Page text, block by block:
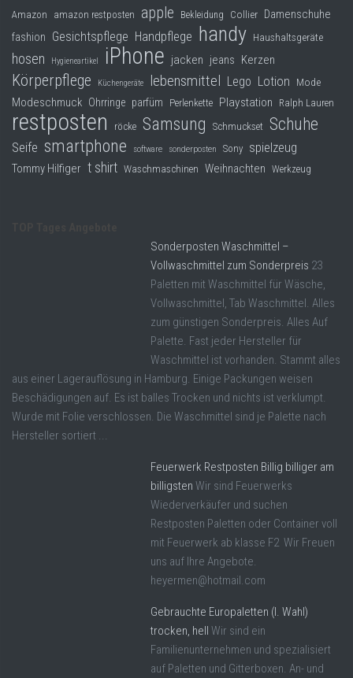
Amazon amazon restposten apple Bekleidung Collier Damenschuhe
fashion Gesichtspflege Handpflege handy Haushaltsgeräte
hosen Hygieneartikel iPhone jacken jeans Kerzen
Körperpflege Küchengeräte lebensmittel Lego Lotion Mode
Modeschmuck Ohrringe parfüm Perlenkette Playstation Ralph Lauren
restposten röcke Samsung Schmuckset Schuhe
Seife smartphone software sonderposten Sony spielzeug
Tommy Hilfiger t shirt Waschmaschinen Weihnachten Werkzeug
Sonderposten Waschmittel –
Vollwaschmittel zum Sonderpreis 23
Paletten mit Waschmittel für Wäsche,
Vollwaschmittel, Tab Waschmittel. Alles
zum günstigen Sonderpreis. Alles Auf
Palette. Fast jeder Hersteller für
Waschmittel ist vorhanden. Stammt alles
aus einer Lagerauflösung in Hamburg. Einige Packungen weisen
Beschädigungen auf. Es ist balles Trocken und nichts ist verklumpt.
Wurde mit Folie verschlossen. Die Waschmittel sind je Palette nach
Hersteller sortiert ...
Feuerwerk Restposten Billig billiger am
billigsten Wir sind Feuerwerks
Wiederverkäufer und suchen
Restposten Paletten oder Container voll
mit Feuerwerk ab klasse F2 Wir Freuen
uns auf Ihre Angebote.
heyermen@hotmail.com
Gebrauchte Europaletten (I. Wahl)
trocken, hell Wir sind ein
Familienunternehmen und spezialisiert
auf Paletten und Gitterboxen. An- und